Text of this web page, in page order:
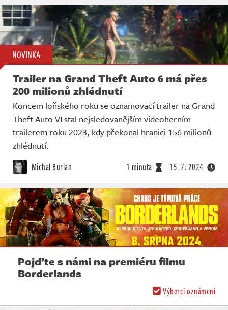
NOVINKA
Trailer na Grand Theft Auto 6 má přes
200 milionů zhlédnutí
Koncem loňského roku se oznamovací trailer na Grand
Theft Auto VI stal nejsledovanějším videoherním
trailerem roku 2023, kdy překonal hranici 156 milionů
zhlédnutí.
Michal Burian 1 minuta 15. 7. 2024
Pojďte s námi na premiéru filmu
Borderlands
Výherci oznámeni